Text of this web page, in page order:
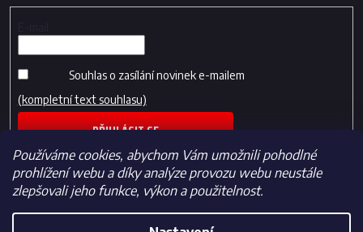
Používáme cookies, abychom Vám umožnili pohodlné
prohlížení webu a díky analýze provozu webu neustále
zlepšovali jeho funkce, výkon a použitelnost.
Souhlas o zasílání novinek e-mailem
(kompletní text souhlasu)
PŘIHLÁSIT SE